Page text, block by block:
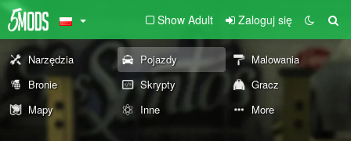
Show Adult Zaloguj się
Narzędzia Pojazdy
Malowania
Bronie
Skrypty
Gracz
Mapy
Inne More